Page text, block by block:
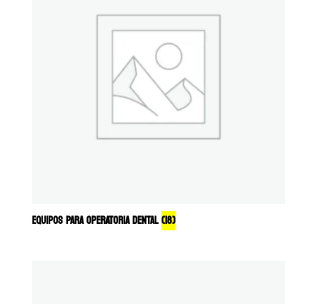
EQUIPOS PARA OPERATORIA DENTAL(18)